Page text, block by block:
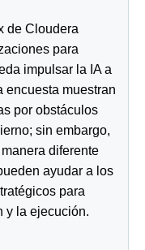
de Cloudera
para
impulsar la IA a
encuesta muestran
por obstáculos
sin embargo,
diferente
ayudar a los
para
y la ejecución.